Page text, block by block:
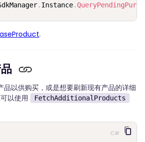
. Instance.
.
品以供购买，或是想要刷新现有产品的详细
以使用
FetchAdditionalProducts
C#